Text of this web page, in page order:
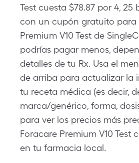
Test cuesta $78.87 por 4,
con un cupón gratuito para
Premium V10 Test de
podrías pagar menos,
detalles de tu Rx. Usa el
de arriba para actualizar la
tu receta médica (es decir,
marca/genérico, forma,
para ver los precios más
Foracare Premium V10 Test
en tu farmacia local.